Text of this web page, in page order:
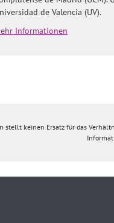
de Valencia (UV).
Informationen
keinen Ersatz für das